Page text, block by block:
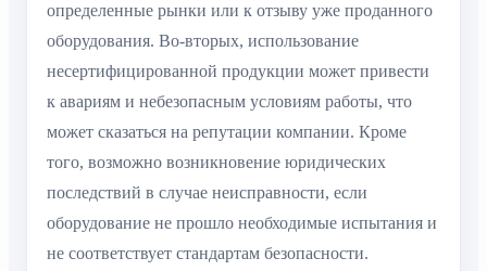
определенные рынки или к отзыву уже проданного
оборудования. Во-вторых, использование
несертифицированной продукции может привести
к авариям и небезопасным условиям работы, что
может сказаться на репутации компании. Кроме
того, возможно возникновение юридических
последствий в случае неисправности, если
оборудование не прошло необходимые испытания и
не соответствует стандартам безопасности.